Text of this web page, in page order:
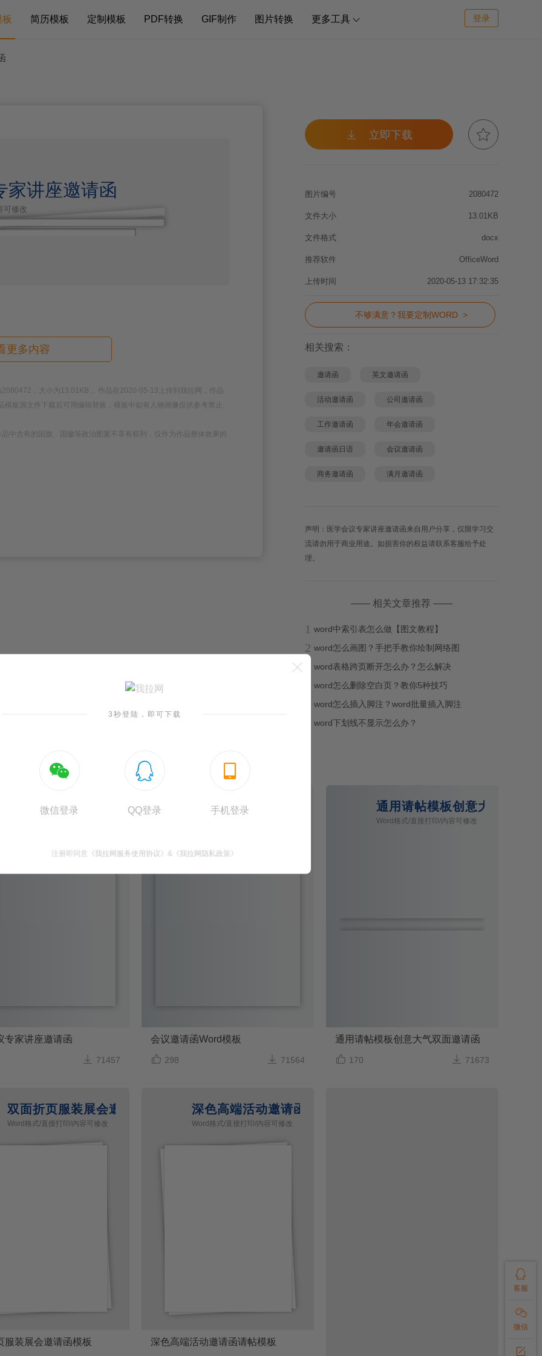
简历模板 定制模板 PDF转换 GIF制作 图片转换 更多工具  登录
家讲座邀请函
可修改
更多内容
，大小为13.01KB， 作品在2020-05-13上传到我拉网，作品
板源文件下载后可用编辑替换，模板中如有人物画像仅供参考禁止
中含有的国旗、国徽等政治图案不享有权利，仅作为作品整体效果的
 立即下载 
图片编号 2080472
文件大小 13.01KB
文件格式 docx
推荐软件 OfficeWord
上传时间 2020-05-13 17:32:35
不够满意？我要定制WORD >
相关搜索：
邀请函 英文邀请函
活动邀请函 公司邀请函
工作邀请函 年会邀请函
邀请函日语 会议邀请函
商务邀请函 满月邀请函
声明：医学会议专家讲座邀请函来自用户分享，仅限学习交
流请勿用于商业用途。如损害你的权益请联系客服给予处
理。
—— 相关文章推荐 ——
1 word中索引表怎么做【图文教程】
2 word怎么画图？手把手教你绘制网络图
word表格跨页断开怎么办？怎么解决
word怎么删除空白页？教你5种技巧
word怎么插入脚注？word批量插入脚注
word下划线不显示怎么办？
医学会议专家讲座邀请函
专家讲座邀请函
 71457
会议邀请函Word模板
会议邀请函Word模板
 298  71564
通用请帖模板创意大气双面
Word格式/直接打印/内容可修改
通用请帖模板创意大气双面邀请函
 170  71673
双面折页服装展会邀请函模板
Word格式/直接打印/内容可修改
服装展会邀请函模板
深色高端活动邀请函请帖模板
Word格式/直接打印/内容可修改
深色高端活动邀请函请帖模板

3秒登陆，即可下载

微信登录

QQ登录

手机登录
注册即同意 《我拉网服务使用协议》 & 《我拉网隐私政策》

客服

微信
